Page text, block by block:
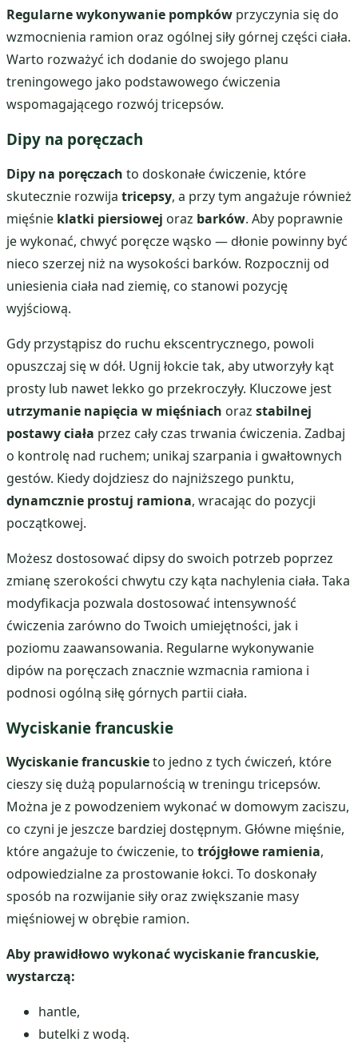
Regularne wykonywanie pompków przyczynia się do
wzmocnienia ramion oraz ogólnej siły górnej części ciała.
Warto rozważyć ich dodanie do swojego planu
treningowego jako podstawowego ćwiczenia
wspomagającego rozwój tricepsów.
Dipy na poręczach
Dipy na poręczach to doskonałe ćwiczenie, które
skutecznie rozwija tricepsy, a przy tym angażuje również
mięśnie klatki piersiowej oraz barków. Aby poprawnie
je wykonać, chwyć poręcze wąsko — dłonie powinny być
nieco szerzej niż na wysokości barków. Rozpocznij od
uniesienia ciała nad ziemię, co stanowi pozycję
wyjściową.
Gdy przystąpisz do ruchu ekscentrycznego, powoli
opuszczaj się w dół. Ugnij łokcie tak, aby utworzyły kąt
prosty lub nawet lekko go przekroczyły. Kluczowe jest
utrzymanie napięcia w mięśniach oraz stabilnej
postawy ciała przez cały czas trwania ćwiczenia. Zadbaj
o kontrolę nad ruchem; unikaj szarpania i gwałtownych
gestów. Kiedy dojdziesz do najniższego punktu,
dynamcznie prostuj ramiona, wracając do pozycji
początkowej.
Możesz dostosować dipsy do swoich potrzeb poprzez
zmianę szerokości chwytu czy kąta nachylenia ciała. Taka
modyfikacja pozwala dostosować intensywność
ćwiczenia zarówno do Twoich umiejętności, jak i
poziomu zaawansowania. Regularne wykonywanie
dipów na poręczach znacznie wzmacnia ramiona i
podnosi ogólną siłę górnych partii ciała.
Wyciskanie francuskie
Wyciskanie francuskieto jedno z tych ćwiczeń, które
cieszy się dużą popularnością w treningu tricepsów.
Można je z powodzeniem wykonać w domowym zaciszu,
co czyni je jeszcze bardziej dostępnym. Główne mięśnie,
które angażuje to ćwiczenie, to trójgłowe ramienia,
odpowiedzialne za prostowanie łokci. To doskonały
sposób na rozwijanie siły oraz zwiększanie masy
mięśniowej w obrębie ramion.
Aby prawidłowo wykonać wyciskanie francuskie,
wystarczą:
hantle,
butelki z wodą.